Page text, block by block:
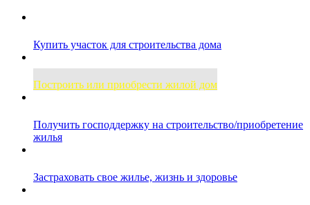
Купить участок для строительства дома
Построить или приобрести жилой дом
Получить господдержку на строительство/приобретение
жилья
Застраховать свое жилье, жизнь и здоровье